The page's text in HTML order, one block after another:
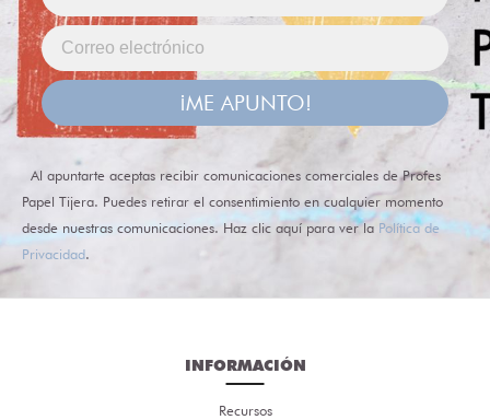
¡ME APUNTO!
Al apuntarte aceptas recibir comunicaciones comerciales de Profes
Papel Tijera. Puedes retirar el consentimiento en cualquier momento
desde nuestras comunicaciones. Haz clic aquí para ver la Política de
Privacidad.
INFORMACIÓN
Recursos